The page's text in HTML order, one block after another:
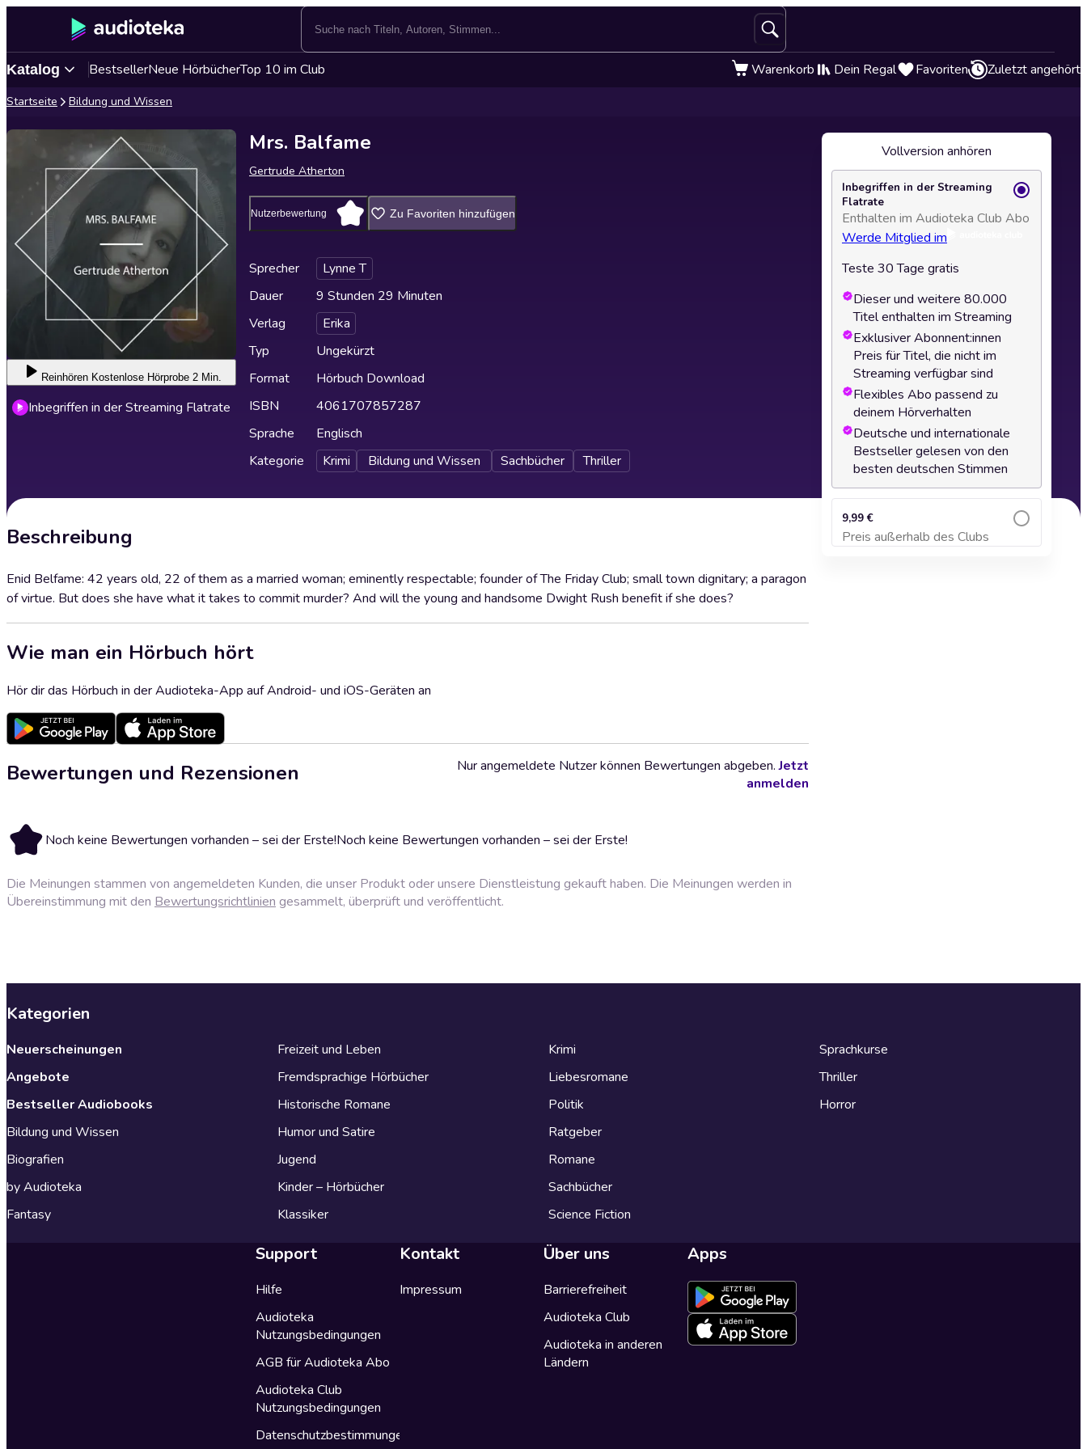
Katalog BestsellerNeue HörbücherTop 10 im Club Warenkorb Dein Regal Favoriten Zuletzt angehört
Startseite Bildung und Wissen
Reinhören Kostenlose Hörprobe 2 Min.
Inbegriffen in der Streaming Flatrate
Mrs. Balfame
Gertrude Atherton
Nutzerbewertung Zu Favoriten hinzufügen
Sprecher
Lynne T
Dauer
9 Stunden 29 Minuten
Verlag
Erika
Typ
Ungekürzt
Format
Hörbuch Download
ISBN
4061707857287
Sprache
Englisch
Kategorie
Krimi Bildung und Wissen Sachbücher Thriller
Beschreibung
Enid Belfame: 42 years old, 22 of them as a married woman; eminently respectable; founder of The Friday Club; small town dignitary; a paragon
of virtue. But does she have what it takes to commit murder? And will the young and handsome Dwight Rush benefit if she does?
Wie man ein Hörbuch hört
Hör dir das Hörbuch in der Audioteka-App auf Android- und iOS-Geräten an
Bewertungen und Rezensionen
Noch keine Bewertungen vorhanden – sei der Erste!Noch keine Bewertungen vorhanden – sei der Erste!
Nur angemeldete Nutzer können Bewertungen abgeben.Jetzt
anmelden
Die Meinungen stammen von angemeldeten Kunden, die unser Produkt oder unsere Dienstleistung gekauft haben. Die Meinungen werden in
Übereinstimmung mit den Bewertungsrichtlinien gesammelt, überprüft und veröffentlicht.
Vollversion anhören
Inbegriffen in der Streaming
Flatrate
Enthalten im Audioteka Club Abo
Werde Mitglied im
Teste 30 Tage gratis
Dieser und weitere 80.000
Titel enthalten im Streaming
Exklusiver Abonnent:innen
Preis für Titel, die nicht im
Streaming verfügbar sind
Flexibles Abo passend zu
deinem Hörverhalten
Deutsche und internationale
Bestseller gelesen von den
besten deutschen Stimmen
9,99 €
Preis außerhalb des Clubs
Zum Warenkorb hinzufügen
Kategorien
Neuerscheinungen
Angebote
Bestseller Audiobooks
Bildung und Wissen
Biografien
by Audioteka
Fantasy
Freizeit und Leben
Fremdsprachige Hörbücher
Historische Romane
Humor und Satire
Jugend
Kinder – Hörbücher
Klassiker
Krimi
Liebesromane
Politik
Ratgeber
Romane
Sachbücher
Science Fiction
Sprachkurse
Thriller
Horror
Support
Hilfe
Audioteka
Nutzungsbedingungen
AGB für Audioteka Abo
Audioteka Club
Nutzungsbedingungen
Datenschutzbestimmungen
Kontakt
Impressum
Über uns
Barrierefreiheit
Audioteka Club
Audioteka in anderen
Ländern
Apps